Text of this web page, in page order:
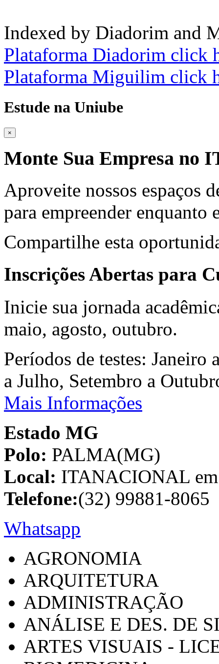
Indexed by Diadorim and
Plataforma Diadorim click
Plataforma Miguilim click
Estude na Uniube
×
Monte Sua Empresa no
Aproveite nossos espaços
para empreender enquanto
Compartilhe esta
Inscrições Abertas para
Inicie sua jornada
maio, agosto, outubro.
Períodos de testes:
a Julho, Setembro a
Mais Informações
Estado MG
Polo: PALMA(MG)
Local: ITANACIONAL
Telefone:(32) 99881-8065
Whatsapp
AGRONOMIA
ARQUITETURA
ADMINISTRAÇÃO
ANÁLISE E DES. DE
ARTES VISUAIS -